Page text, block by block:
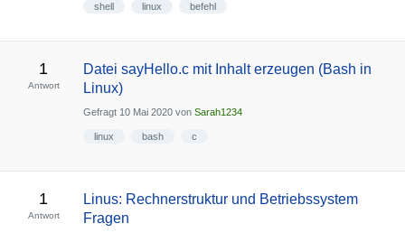
shell linux befehl
1
Antwort
Datei sayHello.c mit Inhalt erzeugen (Bash in
Linux)
Gefragt 10 Mai 2020 von Sarah1234
linux bash c
1
Antwort
Linus: Rechnerstruktur und Betriebssystem
Fragen